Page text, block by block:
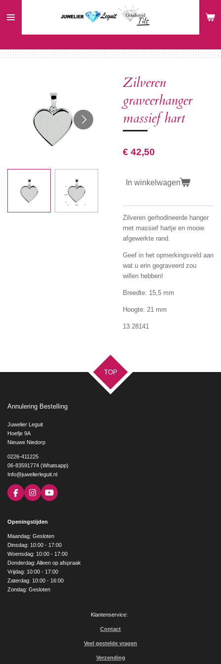
direct
hoofdinhoud
Zilveren
graveerhanger
massief hart
€ 42,50
In winkelwagen
Zilveren gerhodineerde hanger
met massief hartje en mooie
afgewerkte rand.
Geef in het opmerkingsveld aan
wat u erin gegraveerd zou
willen hebben!
Breedte: 15,5 mm
Hoogte: 21 mm
13.28141
TOP
Annulering Bestelling
Juwelier Leguit
Hoefje 9A
Nieuwe Niedorp
0226-411225
06-83591774 (Whatsapp)
Info@juwelierleguit.nl
F
a
b
o
k
I
n
a
g
r
a
m
Y
o
e
Openingstijden
Maandag: Gesloten
Dinsdag: 10:00 - 17:00
Woensdag: 10:00 - 17:00
Donderdag: Alleen op afspraak
Vrijdag: 10:00 - 17:00
Zaterdag: 10:00 - 16:00
Zondag: Gesloten
Klantenservice:
Contact
Veel gestelde vragen
Verzending